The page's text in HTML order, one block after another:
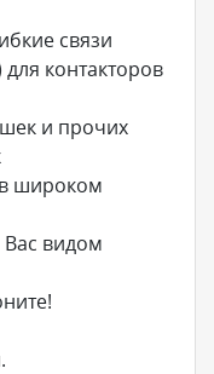
связи
контакторов
и прочих
широком
видом